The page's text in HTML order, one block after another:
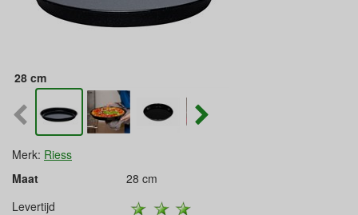
28 cm
Merk: Riess
Maat
28 cm
Levertijd